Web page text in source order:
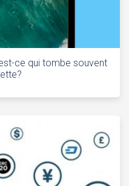
ce qui tombe souvent